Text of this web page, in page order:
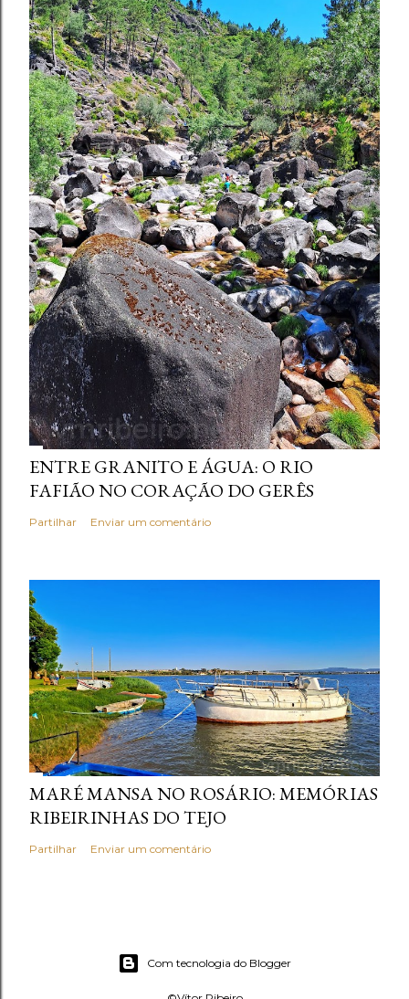
ENTRE GRANITO E ÁGUA: O RIO
FAFIÃO NO CORAÇÃO DO GERÊS
Partilhar Enviar um comentário
MARÉ MANSA NO ROSÁRIO: MEMÓRIAS
RIBEIRINHAS DO TEJO
Partilhar Enviar um comentário
Com tecnologia do Blogger